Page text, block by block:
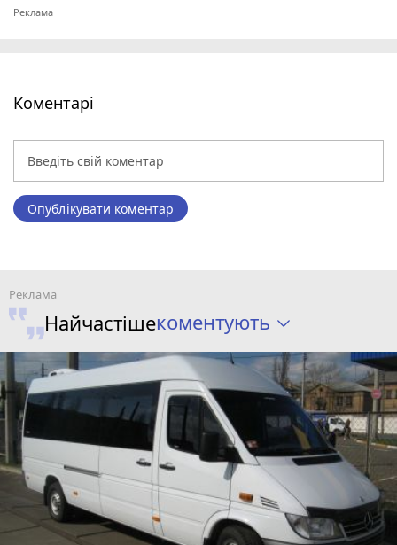
Коментарі
Опублікувати коментар
Найчастішекоментують